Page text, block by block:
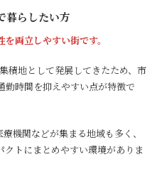
暮らしたい方
両立しやすい街です。
積地として発展してきたため、市
勤時間を抑えやすい点が特徴で
機関などが集まる地域も多く、
トにまとめやすい環境がありま